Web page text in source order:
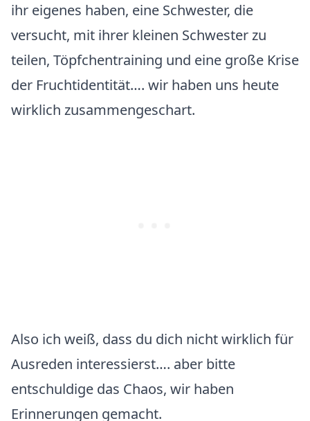
ihr eigenes haben, eine Schwester, die
versucht, mit ihrer kleinen Schwester zu
teilen, Töpfchentraining und eine große Krise
der Fruchtidentität…. wir haben uns heute
wirklich zusammengeschart.
Also ich weiß, dass du dich nicht wirklich für
Ausreden interessierst…. aber bitte
entschuldige das Chaos, wir haben
Erinnerungen gemacht.